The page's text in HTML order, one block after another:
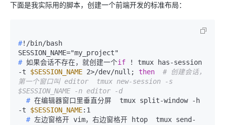
下面是我实际用的脚本，创建一个前端开发的标准布局：
#!/bin/bash
# 如果会话不存在，就创建一个if ! tmux has-session
-t $SESSION_NAME 2>/dev/null; then
# 创建会话，
第一个窗口叫 editor  tmux new-session -s
$SESSION_NAME -n editor -d
  #
在编辑器窗口里垂直分屏  tmux split-window -h
-t $SESSION_NAME:1
  #
左边窗格开 vim，右边窗格开 htop  tmux send-